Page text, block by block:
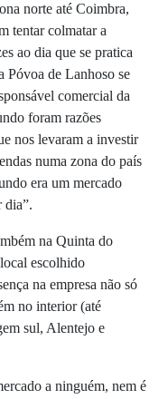
norte até Coimbra,
tentar colmatar a
ao dia que se pratica
Póvoa de Lanhoso se
comercial da
foram razões
nos levaram a investir
numa zona do país
era um mercado
dia”.
na Quinta do
escolhido
na empresa não só
no interior (até
sul, Alentejo e
a ninguém, nem é